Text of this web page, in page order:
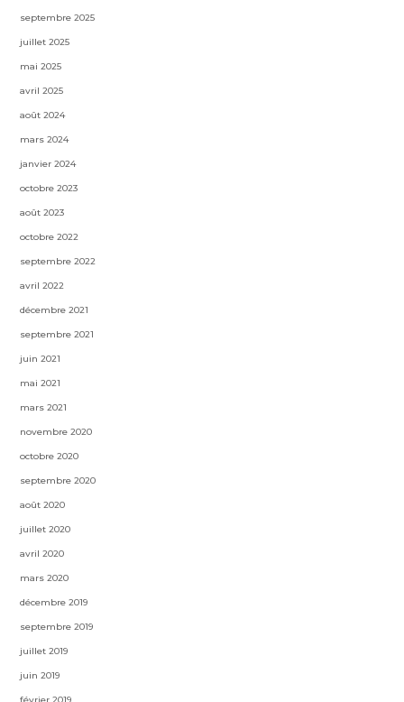
septembre 2025
juillet 2025
mai 2025
avril 2025
août 2024
mars 2024
janvier 2024
octobre 2023
août 2023
octobre 2022
septembre 2022
avril 2022
décembre 2021
septembre 2021
juin 2021
mai 2021
mars 2021
novembre 2020
octobre 2020
septembre 2020
août 2020
juillet 2020
avril 2020
mars 2020
décembre 2019
septembre 2019
juillet 2019
juin 2019